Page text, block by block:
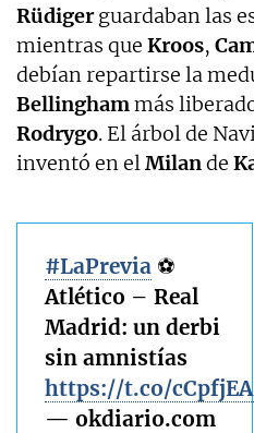
Rüdigerguardaban las
mientras que Kroos,
debían repartirse la
Bellinghammás
Rodrygo. El árbol de
inventó en elMilande
#LaPrevia ⚽️
Atlético – Real
Madrid: un derbi
sin amnistías
https://t.co/
— okdiario.com